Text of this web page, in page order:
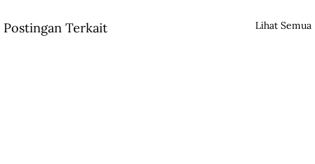
Postingan Terkait Lihat Semua